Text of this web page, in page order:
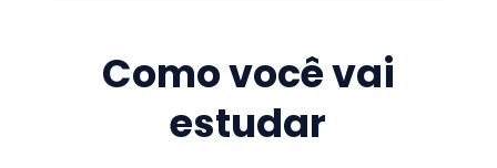
Como você vai
estudar